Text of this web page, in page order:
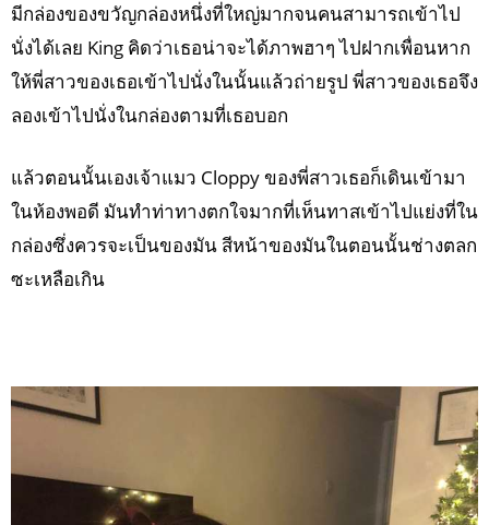
มีกล่องของขวัญกล่องหนึ่งที่ใหญ่มากจนคนสามารถเข้าไป
นั่งได้เลย King คิดว่าเธอน่าจะได้ภาพฮาๆ ไปฝากเพื่อนหาก
ให้พี่สาวของเธอเข้าไปนั่งในนั้นแล้วถ่ายรูป พี่สาวของเธอจึง
ลองเข้าไปนั่งในกล่องตามที่เธอบอก
แล้วตอนนั้นเองเจ้าแมว Cloppy ของพี่สาวเธอก็เดินเข้ามา
ในห้องพอดี มันทำท่าทางตกใจมากที่เห็นทาสเข้าไปแย่งที่ใน
กล่องซึ่งควรจะเป็นของมัน สีหน้าของมันในตอนนั้นช่างตลก
ซะเหลือเกิน